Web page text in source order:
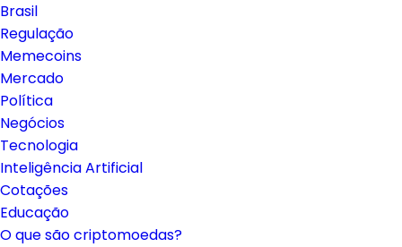
Brasil
Regulação
Memecoins
Mercado
Política
Negócios
Tecnologia
Inteligência Artificial
Cotações
Educação
O que são criptomoedas?